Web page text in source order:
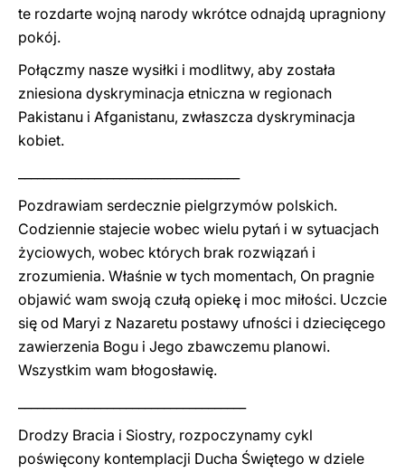
te rozdarte wojną narody wkrótce odnajdą upragniony
pokój.
Połączmy nasze wysiłki i modlitwy, aby została
zniesiona dyskryminacja etniczna w regionach
Pakistanu i Afganistanu, zwłaszcza dyskryminacja
kobiet.
Pozdrawiam serdecznie pielgrzymów polskich.
Codziennie stajecie wobec wielu pytań i w sytuacjach
życiowych, wobec których brak rozwiązań i
zrozumienia. Właśnie w tych momentach, On pragnie
objawić wam swoją czułą opiekę i moc miłości. Uczcie
się od Maryi z Nazaretu postawy ufności i dziecięcego
zawierzenia Bogu i Jego zbawczemu planowi.
Wszystkim wam błogosławię.
Drodzy Bracia i Siostry, rozpoczynamy cykl
poświęcony kontemplacji Ducha Świętego w dziele